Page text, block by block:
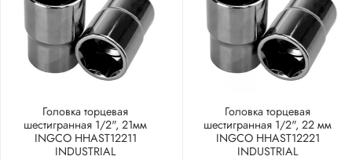
Головка торцевая
шестигранная 1/2", 21мм
INGCO HHAST12211
INDUSTRIAL
Головка торцевая
шестигранная 1/2", 22 мм
INGCO HHAST12221
INDUSTRIAL